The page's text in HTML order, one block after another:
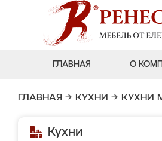
ГЛАВНАЯ О
ГЛАВНАЯ → КУХНИ → КУХНИ
Кухни